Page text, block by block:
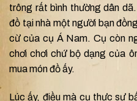
trông rất bình thường dân
đồ tại nhà một người bạn
cừ của cụ Á Nam. Cụ còn
chơi chơi chứ bộ dạng của
mua món đồ ấy.
Lúc ấy, điều mà cụ thực sự